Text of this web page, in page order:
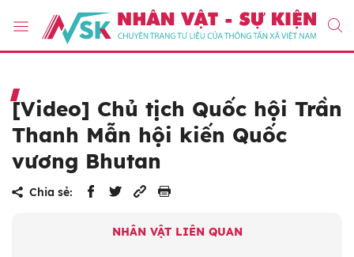
[Video] Chủ tịch Quốc hội Trần
Thanh Mẫn hội kiến Quốc
vương Bhutan
Chia sẻ:
NHÂN VẬT LIÊN QUAN